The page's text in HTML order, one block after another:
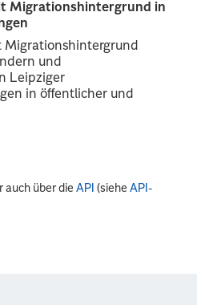
Migrationshintergrund in
und
Leipziger
in öffentlicher und
auch über dieAPI (sieheAPI-